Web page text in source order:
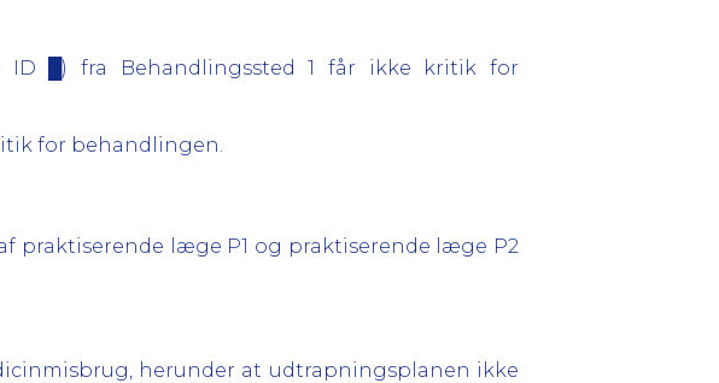
ID █) fra Behandlingssted 1 får ikke kritik for
for behandlingen.
praktiserende læge P1 og praktiserende læge P2
herunder at udtrapningsplanen ikke